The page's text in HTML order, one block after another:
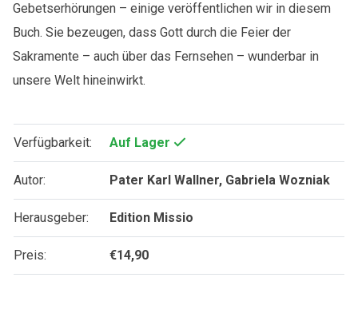
Gebetserhörungen – einige veröffentlichen wir in diesem
Buch. Sie bezeugen, dass Gott durch die Feier der
Sakramente – auch über das Fernsehen – wunderbar in
unsere Welt hineinwirkt.
Verfügbarkeit: Auf Lager
Autor: Pater Karl Wallner, Gabriela Wozniak
Herausgeber: Edition Missio
Preis: €14,90